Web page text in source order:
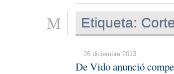
Etiqueta:
26 diciembre 2013
De Vido anunció